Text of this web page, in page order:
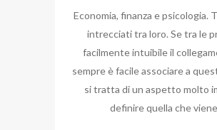
Economia, finanza e psicologia.
intrecciati tra loro. Se tra le
facilmente intuibile il
sempre è facile associare a
si tratta di un aspetto molto
definire quella che